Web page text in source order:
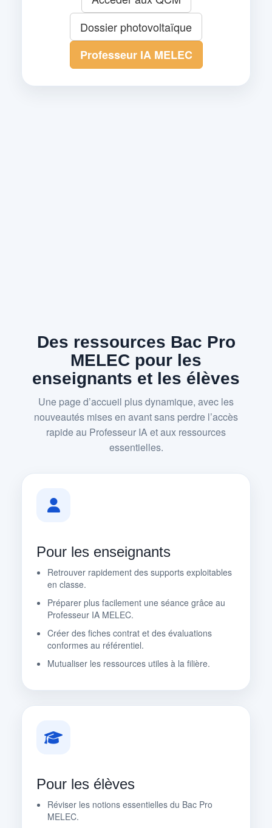
Dossier photovoltaïque
Professeur IA MELEC
Des ressources Bac Pro
MELEC pour les
enseignants et les élèves
Une page d’accueil plus dynamique, avec les
nouveautés mises en avant sans perdre l’accès
rapide au Professeur IA et aux ressources
essentielles.
Pour les enseignants
Retrouver rapidement des supports exploitables
en classe.
Préparer plus facilement une séance grâce au
Professeur IA MELEC.
Créer des fiches contrat et des évaluations
conformes au référentiel.
Mutualiser les ressources utiles à la filière.
Pour les élèves
Réviser les notions essentielles du Bac Pro
MELEC.